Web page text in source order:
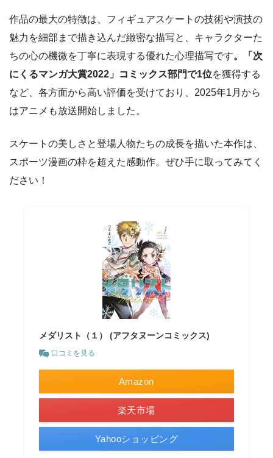
作品の最大の特徴は、フィギュアスケートの技術や演技の
魅力を細部まで描き込んだ緻密な描写と、キャラクターた
ちの心の機微を丁寧に表現する優れた心理描写です。「次
にくるマンガ大賞2022」コミックス部門で1位を獲得する
など、各方面から高い評価を受けており、2025年1月から
はアニメも放送開始しました。
スケートの美しさと登場人物たちの成長を描いた本作は、
スポーツ漫画の枠を超えた感動作。ぜひ手に取ってみてく
ださい！
メダリスト（１） (アフタヌーンコミックス)
口コミを見る
Amazon
楽天市場
Yahooショッピング